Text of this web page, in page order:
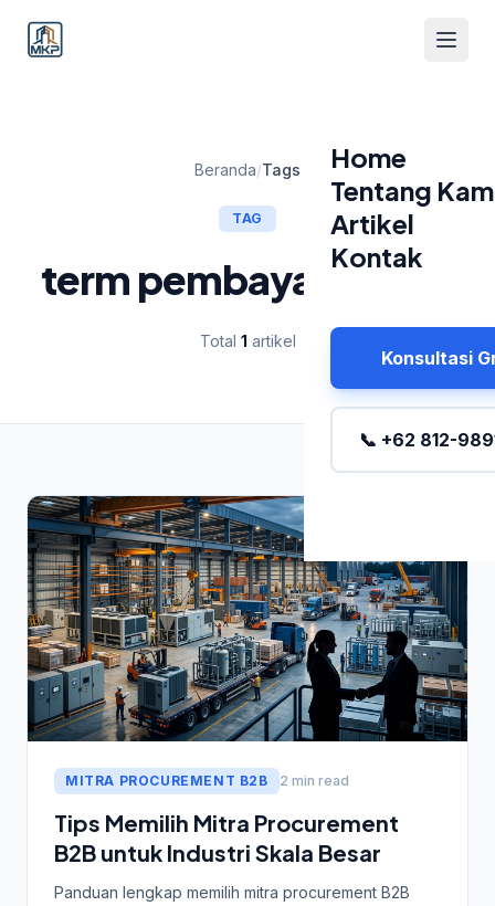
Home
Tentang
Artikel
Kontak
Konsultasi
📞 +62 812-
Beranda/Tags
TAG
term pembayaran b2b
Total 1 artikel
MITRA PROCUREMENT B2B 2 min read
Tips Memilih Mitra Procurement
B2B untuk Industri Skala Besar
Panduan lengkap memilih mitra procurement B2B